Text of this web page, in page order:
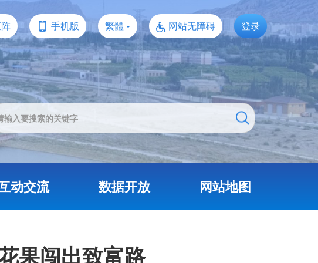
手机版 繁體 网站无障碍 登录
动交流 数据开放 网站地图
果闯出致富路